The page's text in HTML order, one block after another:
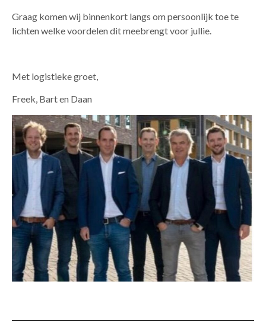
Graag komen wij binnenkort langs om persoonlijk toe te
lichten welke voordelen dit meebrengt voor jullie.
Met logistieke groet,
Freek, Bart en Daan